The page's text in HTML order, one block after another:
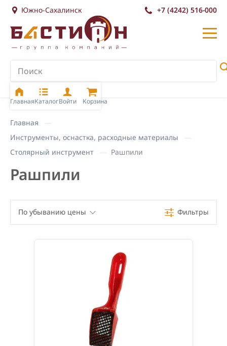
Южно-Сахалинск +7 (4242) 516-000
ГлавнаяКаталогВойти Корзина
Главная
Инструменты, оснастка, расходные материалы
Столярный инструмент
Рашпили
Рашпили
По убыванию цены Фильтры